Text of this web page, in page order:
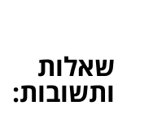
שאלות
ותשובות: